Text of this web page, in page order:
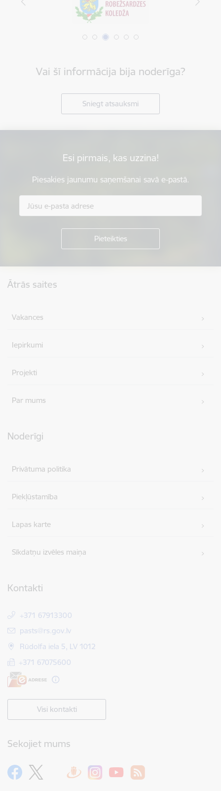
Vai šī informācija bija noderīga?
Sniegt atsauksmi
Esi pirmais, kas uzzina!
Piesakies jaunumu saņemšanai savā e-pastā.
Ātrās saites
Vakances
Iepirkumi
Projekti
Par mums
Noderīgi
Privātuma politika
Piekļūstamība
Lapas karte
Sīkdatņu izvēles maiņa
Kontakti
+371 67913300
E-pasts:
pasts@rs.gov.lv
Rūdolfa iela 5, LV 1012
+371 67075600
Visi kontakti
Sekojiet mums